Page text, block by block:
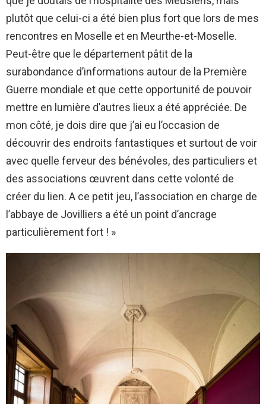
plutôt que celui-ci a été bien plus fort que lors de mes
rencontres en Moselle et en Meurthe-et-Moselle.
Peut-être que le département pâtit de la
surabondance d’informations autour de la Première
Guerre mondiale et que cette opportunité de pouvoir
mettre en lumière d’autres lieux a été appréciée. De
mon côté, je dois dire que j’ai eu l’occasion de
découvrir des endroits fantastiques et surtout de voir
avec quelle ferveur des bénévoles, des particuliers et
des associations œuvrent dans cette volonté de
créer du lien. A ce petit jeu, l’association en charge de
l’abbaye de Jovilliers a été un point d’ancrage
particulièrement fort ! »